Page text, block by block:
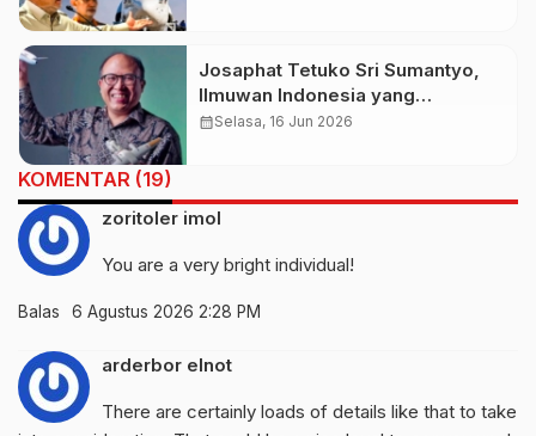
Josaphat Tetuko Sri Sumantyo,
Ilmuwan Indonesia yang
Mendunia Lewat Teknologi Radar
calendar_monthSelasa, 16 Jun 2026
KOMENTAR (19)
zoritoler imol
You are a very bright individual!
Balas 6 Agustus 2026 2:28 PM
arderbor elnot
There are certainly loads of details like that to take